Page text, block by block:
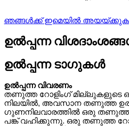
ഞങ്ങൾക്ക് ഇമെയിൽ അയയ്ക്കുക
ഉൽപ്പന്ന
ഉൽപ്പന്ന ടാഗുകൾ
ഉൽപ്പന്ന വിവരണം
തണുത്ത റോളിംഗ് മില്ലുകളുടെ
നിലയിൽ, അവസാന തണുത്ത
ഗുണനിലവാരത്തിൽ ഒരു
പങ്ക് വഹിക്കുന്നു. ഒരു തണുത്ത